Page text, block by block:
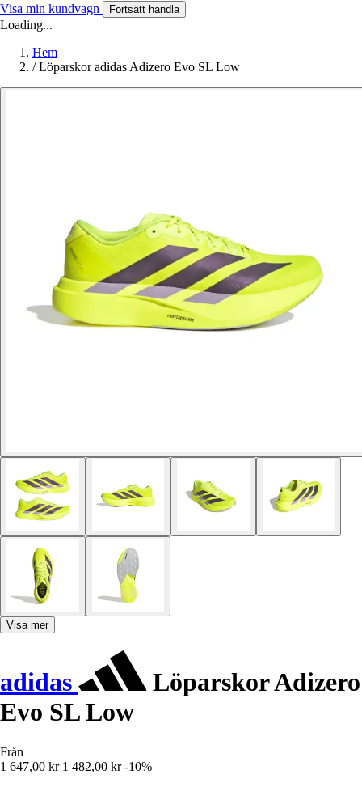
Visa min kundvagn Fortsätt handla
Loading...
Hem
/ Löparskor adidas Adizero Evo SL Low
Visa mer
adidas
Löparskor Adizero
Evo SL Low
Från
1 647,00 kr 1 482,00 kr -10%